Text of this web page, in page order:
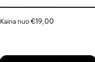
Kaina nuo€19,00